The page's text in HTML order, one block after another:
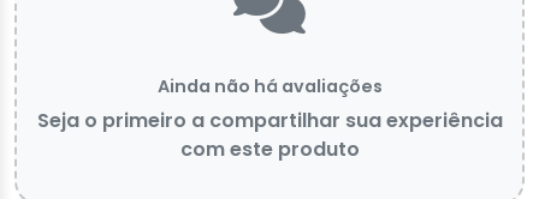
Ainda não há avaliações
Seja o primeiro a compartilhar sua experiência
com este produto